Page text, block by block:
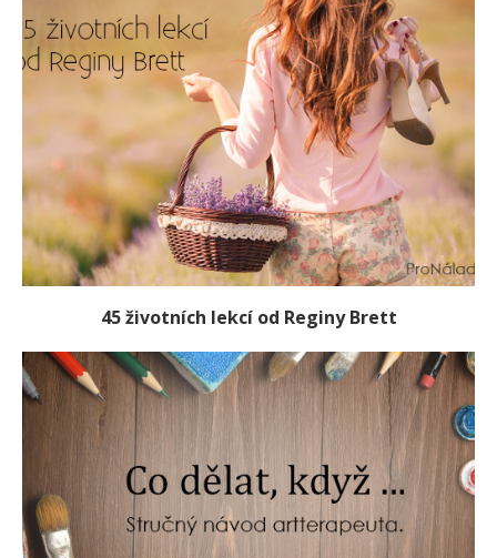
45 životních lekcí od Reginy Brett